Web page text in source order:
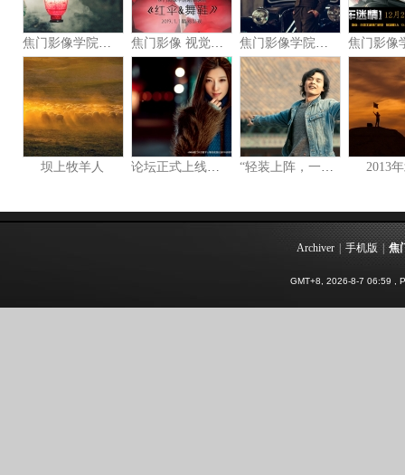
焦门影像学院热靴传奇公开课《花语 焦门影像 视觉《红伞&舞鞋》主题精 焦门影像学院《谍影危机》主题精品课
坝上牧羊人 论坛正式上线，欢迎各位朋友测试。 “轻装上阵，一路向前”JOMEN老师代言 2013
Archiver 手机版 | 焦
GMT+8, 2026-8-7 06:59 ,